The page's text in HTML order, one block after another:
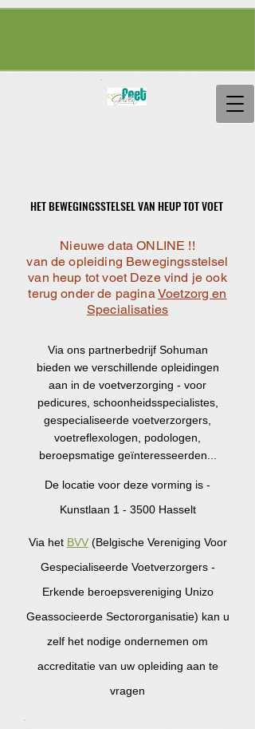
HET BEWEGINGSSTELSEL VAN HEUP TOT VOET
HET BEWEGINGSSTELSEL VAN HEUP TOT VOET
Nieuwe data ONLINE !!
van de opleiding Bewegingsstelsel
van heup tot voet Deze vind je ook
terug onder de paginaVoetzorg en
Specialisaties
Via ons partnerbedrijf Sohuman
bieden we verschillende opleidingen
aan in de voetverzorging - voor
pedicures, schoonheidsspecialistes,
gespecialiseerde voetverzorgers,
voetreflexologen, podologen,
beroepsmatige geïnteresseerden...
De locatie voor deze vorming is -
Kunstlaan 1 - 3500 Hasselt
Via het BVV(Belgische Vereniging Voor
Gespecialiseerde Voetverzorgers -
Erkende beroepsvereniging Unizo
Geassocieerde Sectororganisatie) kan u
zelf het nodige ondernemen om
accreditatie van uw opleiding aan te
vragen